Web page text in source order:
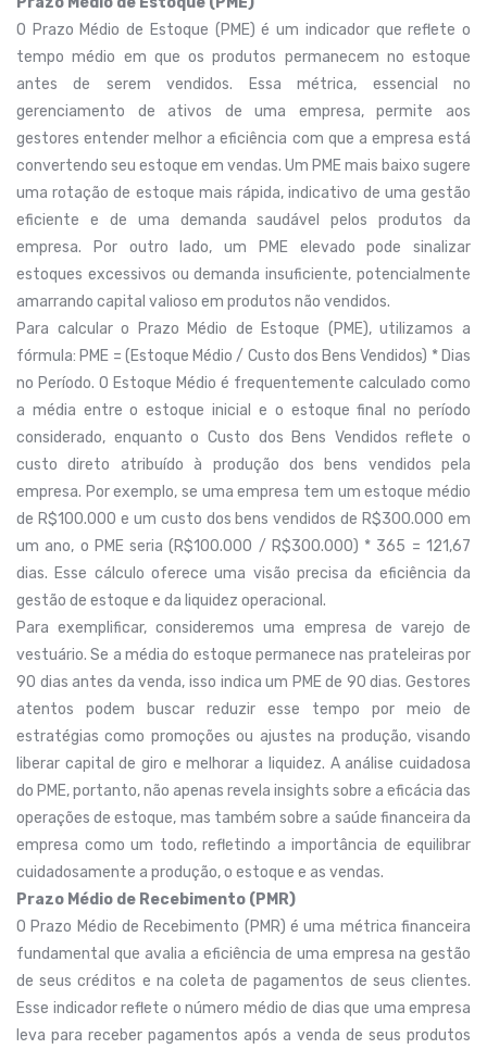
O Prazo Médio de Estoque (PME) é um indicador que reflete o
tempo médio em que os produtos permanecem no estoque
antes de serem vendidos. Essa métrica, essencial no
gerenciamento de ativos de uma empresa, permite aos
gestores entender melhor a eficiência com que a empresa está
convertendo seu estoque em vendas. Um PME mais baixo sugere
uma rotação de estoque mais rápida, indicativo de uma gestão
eficiente e de uma demanda saudável pelos produtos da
empresa. Por outro lado, um PME elevado pode sinalizar
estoques excessivos ou demanda insuficiente, potencialmente
amarrando capital valioso em produtos não vendidos.
Para calcular o Prazo Médio de Estoque (PME), utilizamos a
fórmula: PME = (Estoque Médio / Custo dos Bens Vendidos) * Dias
no Período. O Estoque Médio é frequentemente calculado como
a média entre o estoque inicial e o estoque final no período
considerado, enquanto o Custo dos Bens Vendidos reflete o
custo direto atribuído à produção dos bens vendidos pela
empresa. Por exemplo, se uma empresa tem um estoque médio
de R$100.000 e um custo dos bens vendidos de R$300.000 em
um ano, o PME seria (R$100.000 / R$300.000) * 365 = 121,67
dias. Esse cálculo oferece uma visão precisa da eficiência da
gestão de estoque e da liquidez operacional.
Para exemplificar, consideremos uma empresa de varejo de
vestuário. Se a média do estoque permanece nas prateleiras por
90 dias antes da venda, isso indica um PME de 90 dias. Gestores
atentos podem buscar reduzir esse tempo por meio de
estratégias como promoções ou ajustes na produção, visando
liberar capital de giro e melhorar a liquidez. A análise cuidadosa
do PME, portanto, não apenas revela insights sobre a eficácia das
operações de estoque, mas também sobre a saúde financeira da
empresa como um todo, refletindo a importância de equilibrar
cuidadosamente a produção, o estoque e as vendas.
Prazo Médio de Recebimento (PMR)
O Prazo Médio de Recebimento (PMR) é uma métrica financeira
fundamental que avalia a eficiência de uma empresa na gestão
de seus créditos e na coleta de pagamentos de seus clientes.
Esse indicador reflete o número médio de dias que uma empresa
leva para receber pagamentos após a venda de seus produtos